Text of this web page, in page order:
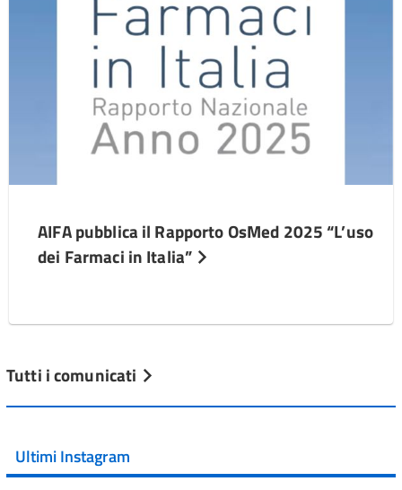
AIFA pubblica il Rapporto OsMed 2025 “L’uso
dei Farmaci in Italia”
Tutti i comunicati
Ultimi Instagram